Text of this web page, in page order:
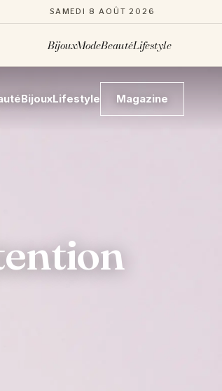
SAMEDI 8 AOÛT 2026
BijouxModeBeautéLifestyle
BijouxLifestyle Magazine